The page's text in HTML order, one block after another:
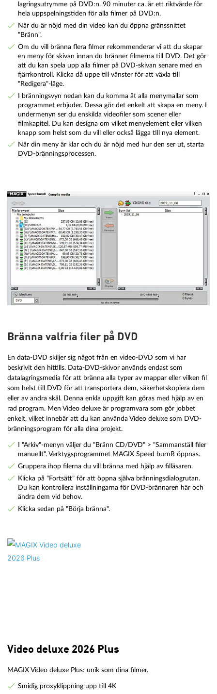
lagringsutrymme på DVD:n. 90 minuter ca. är ett riktvärde för
hela uppspelningstiden för alla filmer på DVD:n.
När du är nöjd med din video kan du öppna gränssnittet
"Bränn".
Om du vill bränna flera filmer rekommenderar vi att du skapar
en meny för skivan innan du bränner filmerna till DVD. Det gör
att du kan spela upp alla filmer på DVD-skivan senare med en
fjärrkontroll. Klicka då uppe till vänster för att växla till
"Redigera"-läge.
I bränningsvyn nedan kan du komma åt alla menymallar som
programmet erbjuder. Dessa gör det enkelt att skapa en meny. I
undermenyn ser du enskilda videofiler som scener eller
filmkapitel. Du kan designa om vilket menyelement eller vilken
knapp som helst som du vill eller också lägga till nya element.
När din meny är klar och du är nöjd med hur den ser ut, starta
DVD-bränningsprocessen.
Bränna valfria filer på DVD
En data-DVD skiljer sig något från en video-DVD som vi har
beskrivit den hittills. Data-DVD-skivor används endast som
datalagringsmedia för att bränna alla typer av mappar eller vilken fil
som helst till DVD för att transportera dem, säkerhetskopiera dem
eller av andra skäl. Denna enkla uppgift kan göras med hjälp av en
rad program. Men Video deluxe är programvara som gör jobbet
enkelt, vilket innebär att du kan använda Video deluxe som DVD-
bränningsprogram för alla dina projekt.
I "Arkiv"-menyn väljer du "Bränn CD/DVD" > "Sammanställ filer
manuellt". Verktygsprogrammet MAGIX Speed burnR öppnas.
Gruppera ihop filerna du vill bränna med hjälp av filläsaren.
Klicka på "Fortsätt" för att öppna själva bränningsdialogrutan.
Du kan kontrollera inställningarna för DVD-brännaren här och
ändra dem vid behov.
Klicka sedan på "Börja bränna".
Video deluxe 2026 Plus
MAGIX Video deluxe Plus: unik som dina filmer.
Smidig proxyklippning upp till 4K